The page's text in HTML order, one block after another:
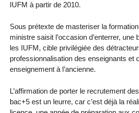
IUFM à partir de 2010.
Sous prétexte de masteriser la
ministre saisit l’occasion d’enterrer, une
les IUFM, cible privilégiée des
professionnalisation des enseignants et
enseignement à l’ancienne.
L’affirmation de porter le recrutement
bac+5 est un leurre, car c’est déjà la